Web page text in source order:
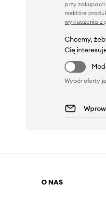
przy
niektóre
wykluczenia z
Chcemy,
Cię
Wybór oferty
O NAS